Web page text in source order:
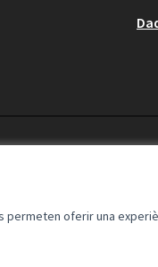
oferir una